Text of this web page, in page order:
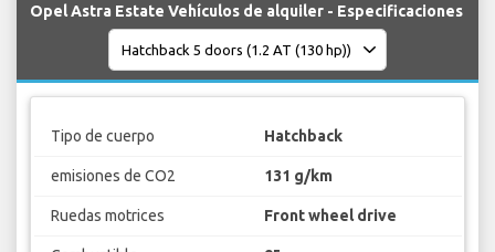
Opel Astra Estate Vehículos de alquiler - Especificaciones
Tipo de cuerpo Hatchback
emisiones de CO2 131 g/km
Ruedas motrices Front wheel drive